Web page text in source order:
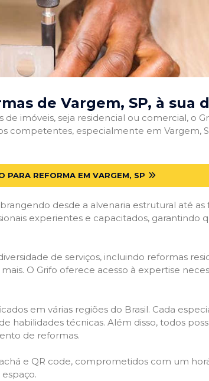
de Vargem, SP, à sua
de imóveis, seja residencial ou comercial, o
competentes, especialmente em Vargem,
PARA REFORMA EM VARGEM, SP
desde a alvenaria estrutural até
experientes e capacitados, garantindo
de serviços, incluindo reformas
O Grifo oferece acesso à expertise
em várias regiões do Brasil. Cada
habilidades técnicas. Além disso, todos
de reformas.
e QR code, comprometidos com um